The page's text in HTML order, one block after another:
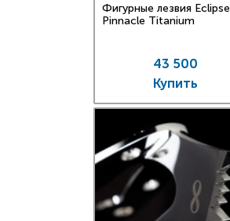
Фигурные лезвия Eclipse
Pinnacle Titanium
43 500
Купить